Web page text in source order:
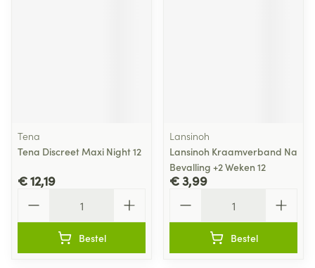
Tena
Tena Discreet Maxi Night 12
€ 12,19
Bestel
Lansinoh
Lansinoh Kraamverband Na
Bevalling +2 Weken 12
€ 3,99
Bestel